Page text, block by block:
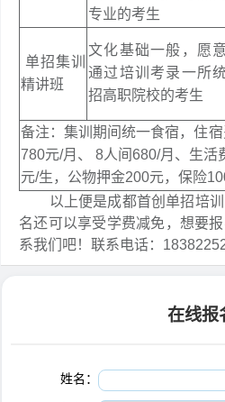
专业的考生
单招集训
精讲班
文化基础一般，愿意
通过培训考录一所
招高职院校的考生
备注：集训期间统一食宿，住
780元/月、 8人间680/月、生活
元/生，公物押金200元，保险
以上便是成都首创单招培训
名还可以享受学费减免，想要
系我们吧！联系电话：
在线报
姓名：